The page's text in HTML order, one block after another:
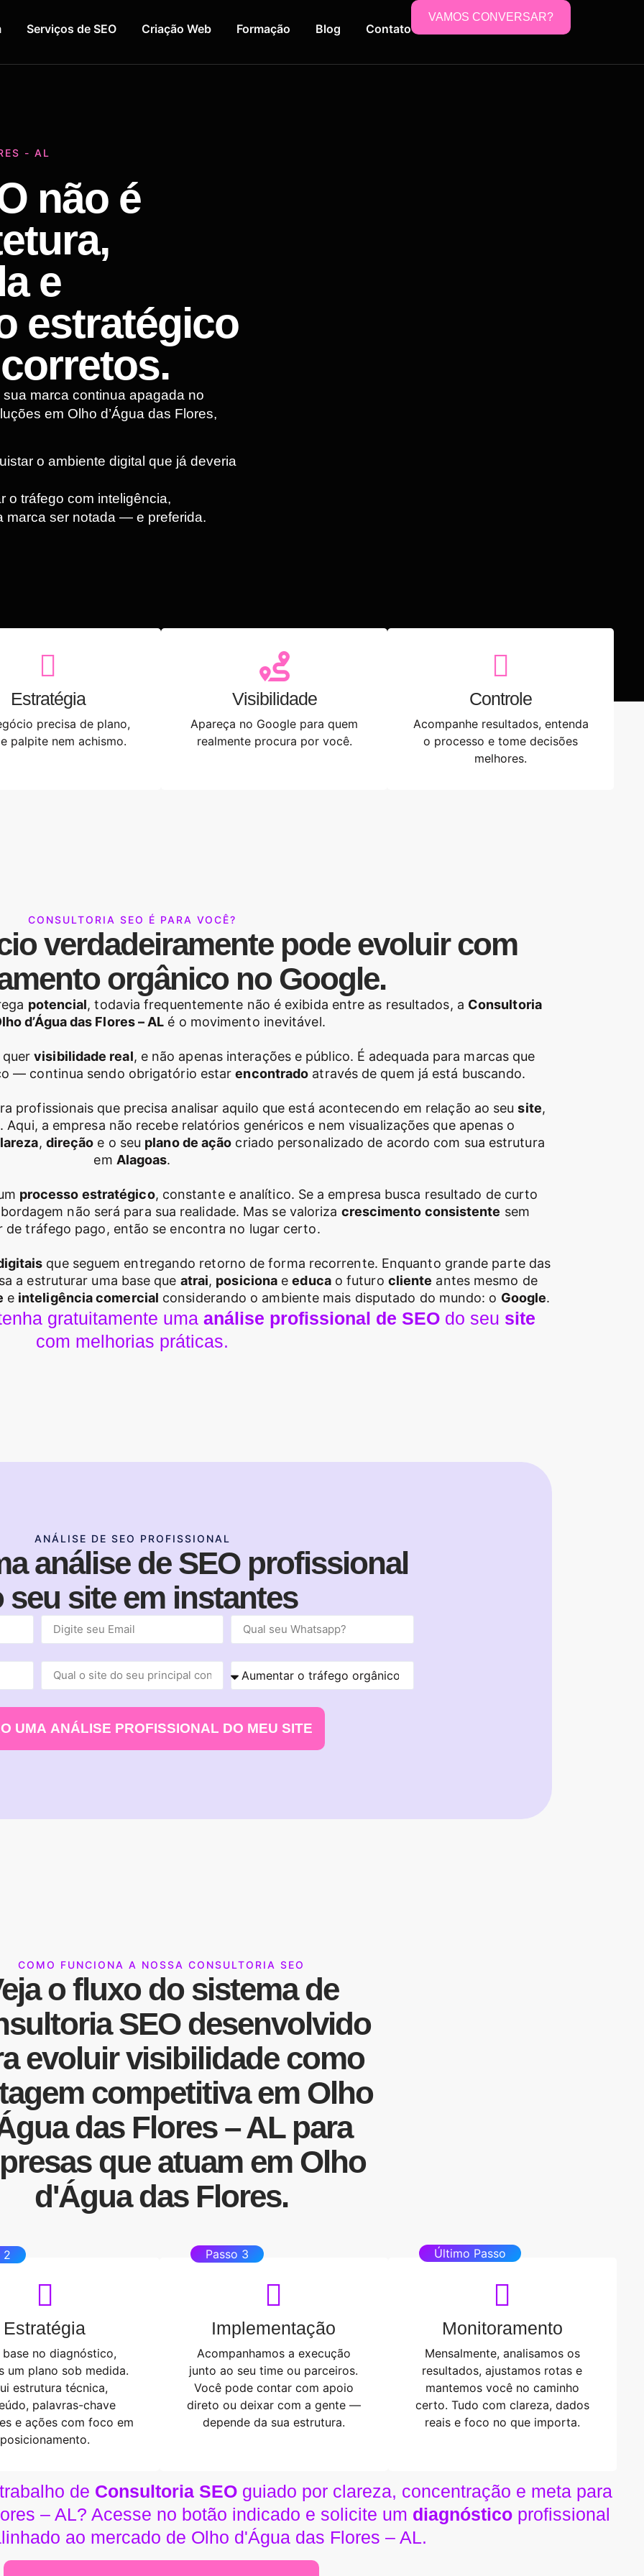
Serviços de SEO Criação Web Formação Blog Contato
VAMOS CONVERSAR?
- AL
não é
e
estratégico
marca continua apagada no
em Olho d’Água das Flores,
o ambiente digital que já deveria
o tráfego com inteligência,
marca ser notada — e preferida.
Estratégia
precisa de plano,
palpite nem achismo.
Visibilidade
Apareça no Google para quem
realmente procura por você.
Controle
Acompanhe resultados, entenda
o processo e tome decisões
melhores.
CONSULTORIA SEO É PARA VOCÊ?
verdadeiramente pode evoluir com
orgânico no Google.
potencial, todavia frequentemente não é exibida entre as resultados, a Consultoria
d’Água das Flores – AL é o movimento inevitável.
quervisibilidade real, e não apenas interações e público. É adequada para marcas que
— continua sendo obrigatório estarencontrado através de quem já está buscando.
profissionais que precisa analisar aquilo que está acontecendo em relação ao seusite,
. Aqui, a empresa não recebe relatórios genéricos e nem visualizações que apenas o
, direção e o seu plano de ação criado personalizado de acordo com sua estrutura
em Alagoas.
processo estratégico, constante e analítico. Se a empresa busca resultado de curto
não será para sua realidade. Mas se valoriza crescimento consistente sem
de tráfego pago, então se encontra no lugar certo.
que seguem entregando retorno de forma recorrente. Enquanto grande parte das
a estruturar uma base que atrai, posiciona eeducao futuro cliente antes mesmo de
e inteligência comercial considerando o ambiente mais disputado do mundo: o Google.
gratuitamente uma análise profissional de SEO do seu site
com melhorias práticas.
ANÁLISE DE SEO PROFISSIONAL
análise de SEO profissional
seu site em instantes
UMA ANÁLISE PROFISSIONAL DO MEU SITE
COMO FUNCIONA A NOSSA CONSULTORIA SEO
o fluxo do sistema de
SEOdesenvolvido
evoluirvisibilidadecomo
competitivaem Olho
das Flores – AL para
que atuam em Olho
d'Água das Flores.
2
Estratégia
no diagnóstico,
um plano sob medida.
estrutura técnica,
palavras-chave
e ações com foco em
posicionamento.
Passo 3
Implementação
Acompanhamos a execução
junto ao seu time ou parceiros.
Você pode contar com apoio
direto ou deixar com a gente —
depende da sua estrutura.
Último Passo
Monitoramento
Mensalmente, analisamos os
resultados, ajustamos rotas e
mantemos você no caminho
certo. Tudo com clareza, dados
reais e foco no que importa.
de Consultoria SEOguiado por clareza, concentração e meta para
– AL? Acesse no botão indicado e solicite um diagnóstico profissional
ao mercado de Olho d'Água das Flores – AL.